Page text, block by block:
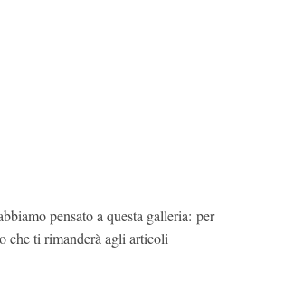
pensato a questa galleria: per
che ti rimanderà agli articoli